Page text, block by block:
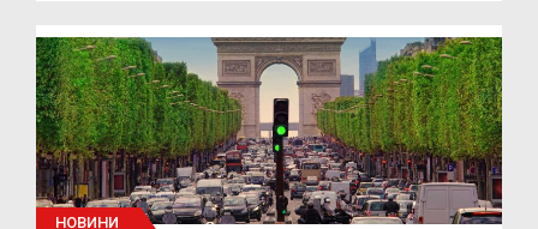
НОВИНИ